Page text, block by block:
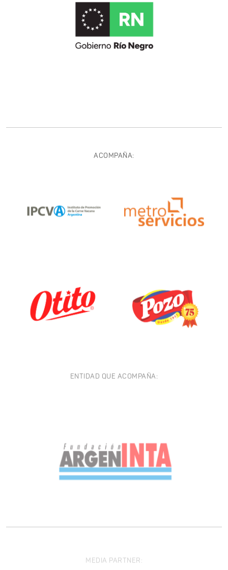
ACOMPAÑA:
ENTIDAD QUE ACOMPAÑA: